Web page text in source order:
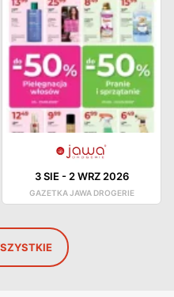
3 SIE - 2 WRZ 2026
GAZETKA JAWA DROGERIE